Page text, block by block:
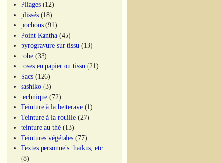
Pliages (12)
plissés (18)
pochons (91)
Point Kantha (45)
pyrogravure sur tissu (13)
robe (33)
roses en papier ou tissu (21)
Sacs (126)
sashiko (3)
technique (72)
Teinture à la betterave (1)
Teinture à la rouille (27)
teinture au thé (13)
Teintures végétales (77)
Textes personnels: haïkus, etc…
(8)